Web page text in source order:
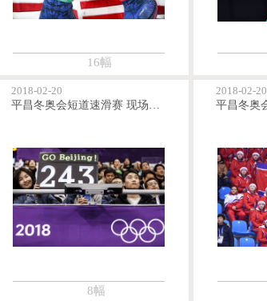
16幅
2018-02-20
平昌冬奥会短道速滑赛 现场观众为北京加油
8幅
2018-02-20